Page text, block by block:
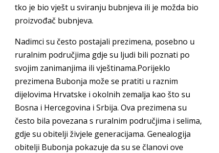
tko je bio vješt u sviranju bubnjeva ili je možda bio
proizvođač bubnjeva.
Nadimci su često postajali prezimena, posebno u
ruralnim područjima gdje su ljudi bili poznati po
svojim zanimanjima ili vještinama.Porijeklo
prezimena Bubonja može se pratiti u raznim
dijelovima Hrvatske i okolnih zemalja kao što su
Bosna i Hercegovina i Srbija. Ova prezimena su
često bila povezana s ruralnim područjima i selima,
gdje su obitelji živjele generacijama. Genealogija
obitelji Bubonja pokazuje da su se članovi ove